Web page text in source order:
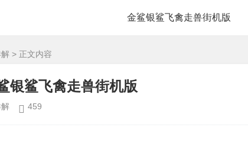
金鲨银鲨飞禽走兽街机版
> 正文内容
鲨飞禽走兽街机版
459